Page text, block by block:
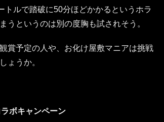
トルで踏破に50分ほどかかるというホラ
うというのは別の度胸も試されそう。
賞予定の人や、お化け屋敷マニアは挑戦
ょうか。
ボキャンペーン